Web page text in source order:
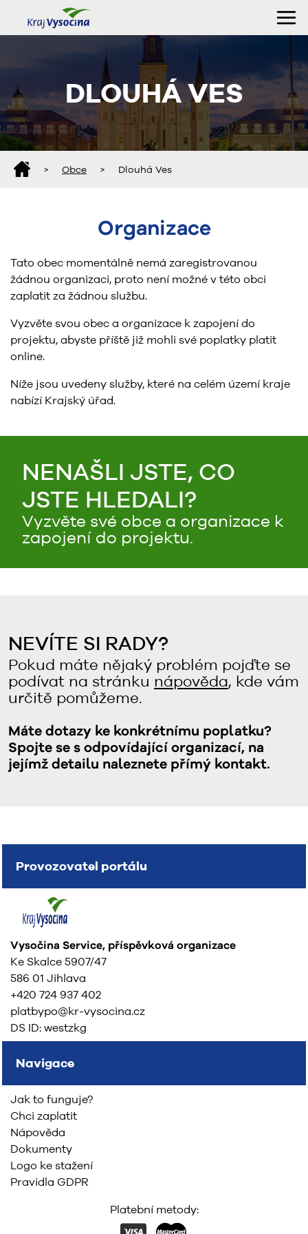
DLOUHÁ VES
> Obce > Dlouhá Ves
Organizace
Tato obec momentálně nemá zaregistrovanou
žádnou organizaci, proto není možné v této obci
zaplatit za žádnou službu.
Vyzvěte svou obec a organizace k zapojení do
projektu, abyste příště již mohli své poplatky platit
online.
Níže jsou uvedeny služby, které na celém území kraje
nabízí Krajský úřad.
NENAŠLI JSTE, CO
JSTE HLEDALI?
Vyzvěte své obce a organizace k
zapojení do projektu.
NEVÍTE SI RADY?
Pokud máte nějaký problém pojďte se
podívat na stránku nápověda, kde vám
určitě pomůžeme.
Máte dotazy ke konkrétnímu poplatku?
Spojte se s odpovídající organizací, na
jejímž detailu naleznete přímý kontakt.
Provozovatel portálu
Vysočina Service, příspěvková organizace
Ke Skalce 5907/47
586 01 Jihlava
+420 724 937 402
platbypo@kr-vysocina.cz
DS ID: westzkg
Navigace
Jak to funguje?
Chci zaplatit
Nápověda
Dokumenty
Logo ke stažení
Pravidla GDPR
Platební metody: